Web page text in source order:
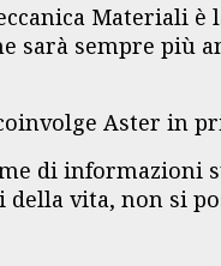
Materiali è
sarà sempre più
Aster in
di informazioni
vita, non si